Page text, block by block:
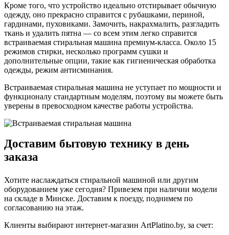
Кроме того, что устройство идеально отстирывает обычную
одежду, оно прекрасно справится с рубашками, периной,
гардинами, пуховиками. Замочить, накрахмалить, разгладить
ткань и удалить пятна — со всем этим легко справится
встраиваемая стиральная машина премиум-класса. Около 15
режимов стирки, несколько программ сушки и
дополнительные опции, такие как гигиеническая обработка
одежды, режим антисминания.
Встраиваемая стиральная машина не уступает по мощности и
функционалу стандартным моделям, поэтому вы можете быть
уверены в превосходном качестве работы устройства.
Доставим бытовую технику в день
заказа
Хотите наслаждаться стиральной машиной или другим
оборудованием уже сегодня? Привезем при наличии модели
на складе в Минске. Доставим к поезду, поднимем по
согласованию на этаж.
Клиенты выбирают интернет-магазин ArtPlatino.by, за счет: